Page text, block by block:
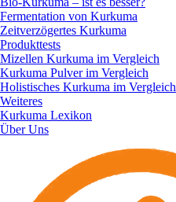
Fermentation von Kurkuma
Zeitverzögertes Kurkuma
Produkttests
Mizellen Kurkuma im Vergleich
Kurkuma Pulver im Vergleich
Holistisches Kurkuma im Vergleich
Weiteres
Kurkuma Lexikon
Über Uns